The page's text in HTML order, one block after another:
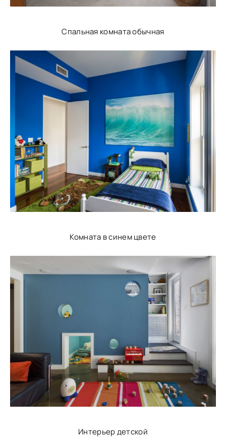
Спальная комната обычная
Комната в синем цвете
Интерьер детской